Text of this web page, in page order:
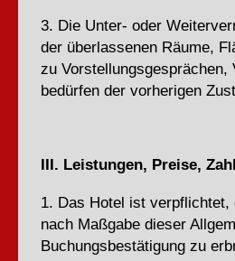
3. Die Unter- oder
der überlassenen Räume,
zu Vorstellungsgesprächen,
bedürfen der vorherigen
III. Leistungen, Preise,
1. Das Hotel ist verpflichtet,
nach Maßgabe dieser
Buchungsbestätigung zu